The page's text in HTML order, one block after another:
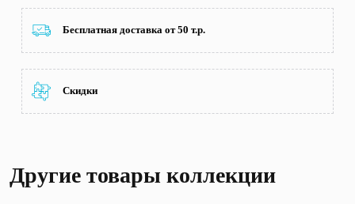
Бесплатная доставка от 50 т.р.
Скидки
Другие товары коллекции